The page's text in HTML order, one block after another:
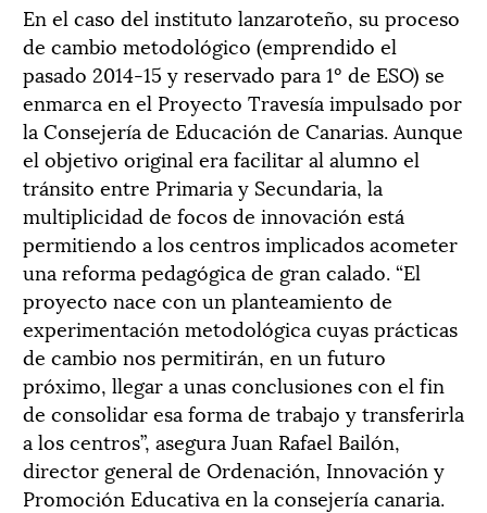
En el caso del instituto lanzaroteño, su proceso
de cambio metodológico (emprendido el
pasado 2014-15 y reservado para 1º de ESO) se
enmarca en el Proyecto Travesía impulsado por
la Consejería de Educación de Canarias. Aunque
el objetivo original era facilitar al alumno el
tránsito entre Primaria y Secundaria, la
multiplicidad de focos de innovación está
permitiendo a los centros implicados acometer
una reforma pedagógica de gran calado. “El
proyecto nace con un planteamiento de
experimentación metodológica cuyas prácticas
de cambio nos permitirán, en un futuro
próximo, llegar a unas conclusiones con el fin
de consolidar esa forma de trabajo y transferirla
a los centros”, asegura Juan Rafael Bailón,
director general de Ordenación, Innovación y
Promoción Educativa en la consejería canaria.